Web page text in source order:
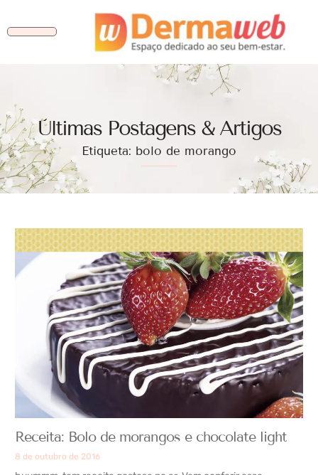
Ùltimas Postagens & Artigos
Etiqueta: bolo de morango
Receita: Bolo de morangos e chocolate light
8 de outubro de 2016